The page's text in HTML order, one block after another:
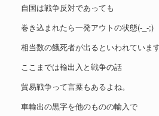
自国は戦争反対であっても
巻き込まれたら一発アウトの状態(-_-;)
相当数の餓死者が出るといわれています
ここまでは輸出入と戦争の話
貿易戦争って言葉もあるよね。
車輸出の黒字を他のものの輸入で